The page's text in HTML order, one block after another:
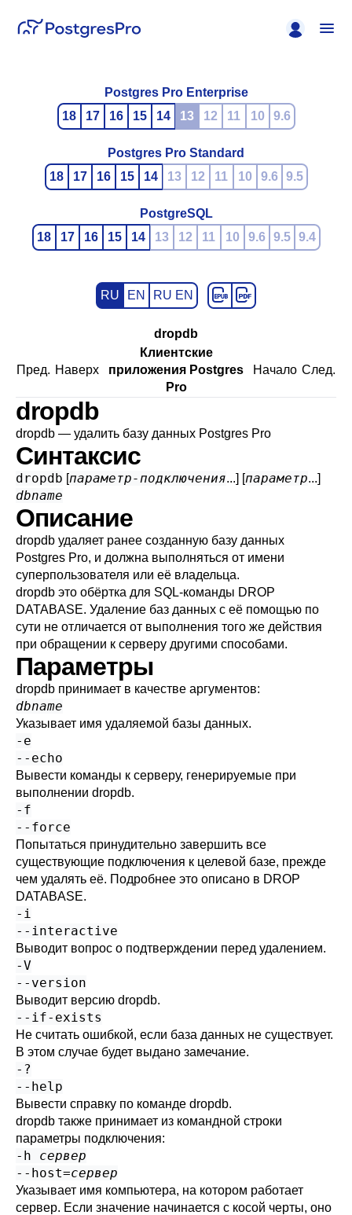
Postgres Pro Enterprise
18
17 16 15 14 13 12 11 10 9.6
Postgres Pro Standard
18
17 16 15 14 13 12 11 10 9.6 9.5
PostgreSQL
18
17 16 15 14 13 12 11 10 9.6 9.5 9.4
RU EN RU EN
dropdb
Пред. Наверх
Клиентские
приложения Postgres
Pro
Начало След.
dropdb
dropdb — удалить базу данных Postgres Pro
Синтаксис
dropdb [параметр-подключения...] [параметр...]
dbname
Описание
dropdb удаляет ранее созданную базу данных
Postgres Pro, и должна выполняться от имени
суперпользователя или её владельца.
dropdb это обёртка для SQL-команды DROP
DATABASE. Удаление баз данных с её помощью по
сути не отличается от выполнения того же действия
при обращении к серверу другими способами.
Параметры
dropdb принимает в качестве аргументов:
dbname
Указывает имя удаляемой базы данных.
-e
--echo
Вывести команды к серверу, генерируемые при
выполнении dropdb.
-f
--force
Попытаться принудительно завершить все
существующие подключения к целевой базе, прежде
чем удалять её. Подробнее это описано в DROP
DATABASE.
-i
--interactive
Выводит вопрос о подтверждении перед удалением.
-V
--version
Выводит версию dropdb.
--if-exists
Не считать ошибкой, если база данных не существует.
В этом случае будет выдано замечание.
-?
--help
Вывести справку по команде dropdb.
dropdb также принимает из командной строки
параметры подключения:
-h сервер
--host=сервер
Указывает имя компьютера, на котором работает
сервер. Если значение начинается с косой черты, оно